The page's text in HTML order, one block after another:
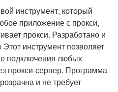
инструмент, который
приложение с прокси,
прокси. Разработано и
инструмент позволяет
подключения любых
прокси-сервер. Программа
и не требует